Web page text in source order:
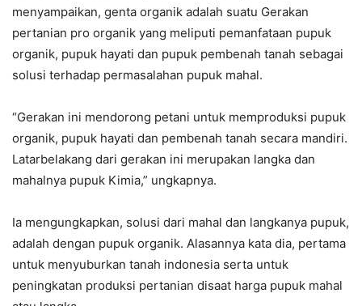
menyampaikan, genta organik adalah suatu Gerakan
pertanian pro organik yang meliputi pemanfataan pupuk
organik, pupuk hayati dan pupuk pembenah tanah sebagai
solusi terhadap permasalahan pupuk mahal.
“Gerakan ini mendorong petani untuk memproduksi pupuk
organik, pupuk hayati dan pembenah tanah secara mandiri.
Latarbelakang dari gerakan ini merupakan langka dan
mahalnya pupuk Kimia,” ungkapnya.
Ia mengungkapkan, solusi dari mahal dan langkanya pupuk,
adalah dengan pupuk organik. Alasannya kata dia, pertama
untuk menyuburkan tanah indonesia serta untuk
peningkatan produksi pertanian disaat harga pupuk mahal